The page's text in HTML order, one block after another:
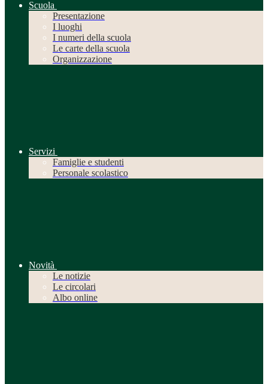
Scuola
Presentazione
I luoghi
I numeri della scuola
Le carte della scuola
Organizzazione
Servizi
Famiglie e studenti
Personale scolastico
Novità
Le notizie
Le circolari
Albo online